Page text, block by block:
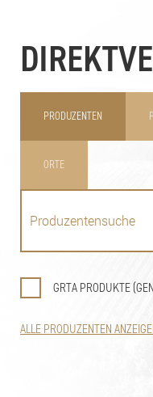
PRODUZENTEN
ORTE
GRTA PRODUKTE
ALLE PRODUZENTEN